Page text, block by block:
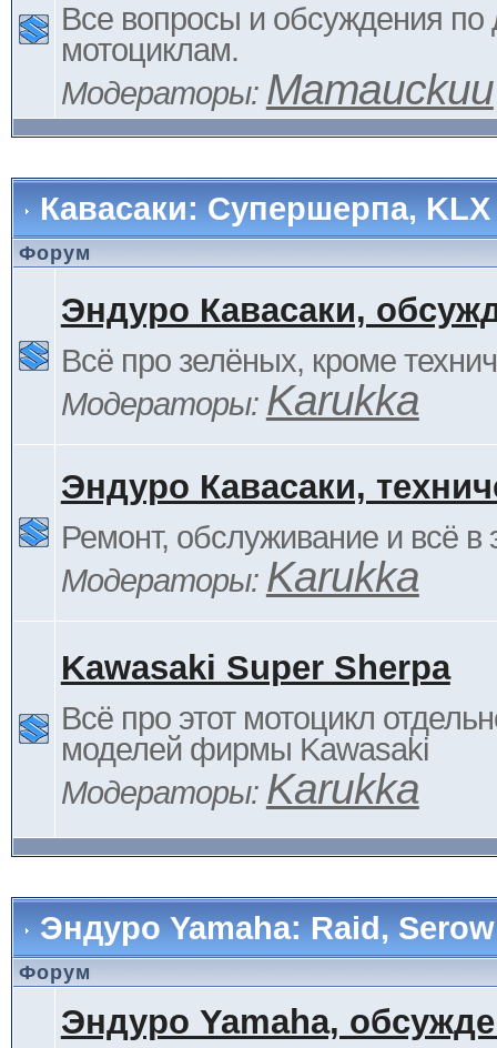
Все вопросы и обсуждения
мотоциклам.
Модераторы: Mamauckuu
Кавасаки: Супершерпа,
Форум
Эндуро Кавасаки,
Всё про зелёных, кроме
Модераторы: Karukka
Эндуро Кавасаки,
Ремонт, обслуживание и всё в
Модераторы: Karukka
Kawasaki Super Sherpa
Всё про этот мотоцикл
моделей фирмы Kawasaki
Модераторы: Karukka
Эндуро Yamaha: Raid,
Форум
Эндуро Yamaha,